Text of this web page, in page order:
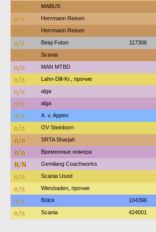
n/n MABUS
n/n Herrmann Reisen
n/n Herrmann Reisen
n/n Beiqi Foton 117306
n/n Scania
n/n MAN MTBD
n/n Lahn-Dill-Kr., прочие
n/n alga
n/n alga
n/n A. v. Appen
n/n OV Steinborn
n/n SRTA Sharjah
n/n Временные номера
N/N Gemilang Coachworks
n/n Scania Used
n/n Wiesbaden, прочие
n/n Bölck 104396
n/n Scania 424001